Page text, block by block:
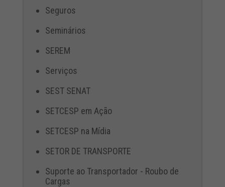
Seguros
Seminários
SEREM
Serviços
SEST SENAT
SETCESP em Ação
SETCESP na Mídia
SETOR DE TRANSPORTE
Suporte ao Transportador - Roubo de
Cargas